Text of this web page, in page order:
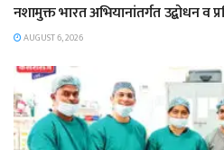
नशामुक्त भारत अभियानांतर्गत उद्बोधन व
AUGUST 6, 2026